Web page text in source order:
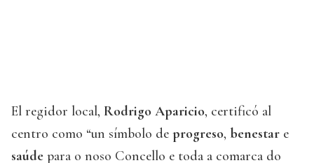
El regidor local, Rodrigo Aparicio, certificó al
centro como “un símbolo de progreso, benestar e
saúde para o noso Concello e toda a comarca do